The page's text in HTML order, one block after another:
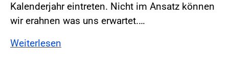
Kalenderjahr eintreten. Nicht im Ansatz können
wir erahnen was uns erwartet.…
Weiterlesen